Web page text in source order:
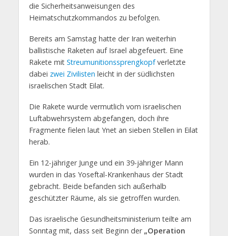
die Sicherheitsanweisungen des
Heimatschutzkommandos zu befolgen.
Bereits am Samstag hatte der Iran weiterhin
ballistische Raketen auf Israel abgefeuert. Eine
Rakete mit Streumunitionssprengkopfverletzte
dabei zwei Zivilisten leicht in der südlichsten
israelischen Stadt Eilat.
Die Rakete wurde vermutlich vom israelischen
Luftabwehrsystem abgefangen, doch ihre
Fragmente fielen laut Ynet an sieben Stellen in Eilat
herab.
Ein 12-jähriger Junge und ein 39-jähriger Mann
wurden in das Yoseftal-Krankenhaus der Stadt
gebracht. Beide befanden sich außerhalb
geschützter Räume, als sie getroffen wurden.
Das israelische Gesundheitsministerium teilte am
Sonntag mit, dass seit Beginn der „Operation